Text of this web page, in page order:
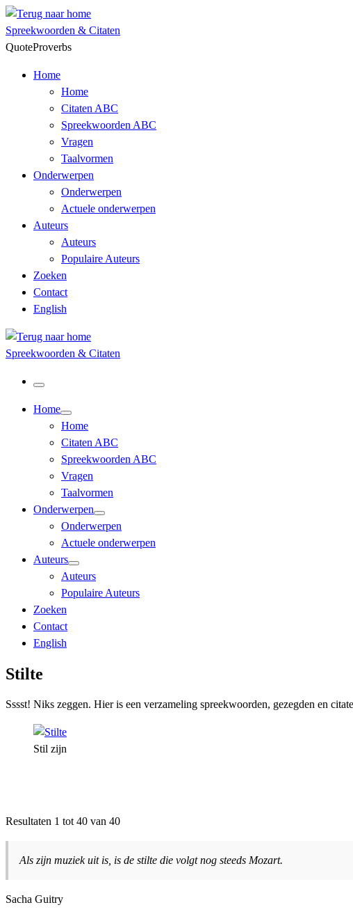
Skip
to
content
Spreekwoorden & Citaten
QuoteProverbs
Home
Home
Citaten ABC
Spreekwoorden ABC
Vragen
Taalvormen
Onderwerpen
Onderwerpen
Actuele onderwerpen
Auteurs
Auteurs
Populaire Auteurs
Zoeken
Contact
English
Spreekwoorden & Citaten
Menu
Home
Home
Citaten ABC
Spreekwoorden ABC
Vragen
Taalvormen
Onderwerpen
Onderwerpen
Actuele onderwerpen
Auteurs
Auteurs
Populaire Auteurs
Zoeken
Contact
English
Stilte
Sssst! Niks zeggen. Hier is een verzameling spreekwoorden, gezegden en
Stil zijn
Resultaten 1 tot 40 van 40
Als zijn muziek uit is, is de stilte die volgt nog steeds Mozart.
Sacha Guitry